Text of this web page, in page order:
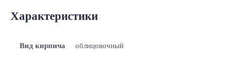
Характеристики
Вид кирпича облицовочный